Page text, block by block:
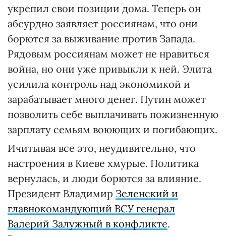
укрепил свои позиции дома. Теперь он
абсурдно заявляет россиянам, что они
борются за выживание против Запада.
Рядовым россиянам может не нравиться
война, но они уже привыкли к ней. Элита
усилила контроль над экономикой и
зарабатывает много денег. Путин может
позволить себе выплачивать пожизненную
зарплату семьям воюющих и погибающих.
Ичитывая все это, неудивительно, что
настроения в Киеве хмурые. Политика
вернулась, и люди борются за влияние.
Президент Владимир Зеленский и
главнокомандующий ВСУ генерал
Валерий Залужный в конфликте.